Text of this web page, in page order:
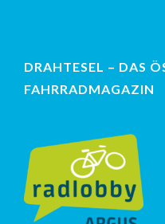
DRAHTESEL – DAS
FAHRRADMAGAZIN